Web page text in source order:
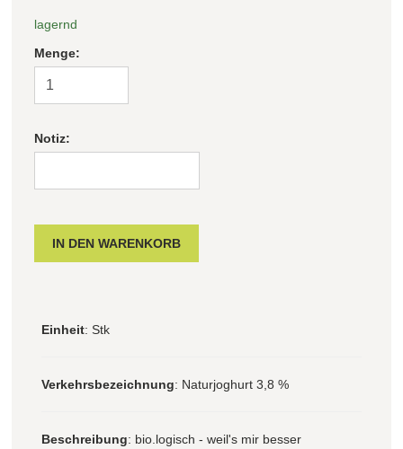
lagernd
Menge:
Notiz:
Einheit: Stk
Verkehrsbezeichnung: Naturjoghurt 3,8 %
Beschreibung: bio.logisch - weil's mir besser